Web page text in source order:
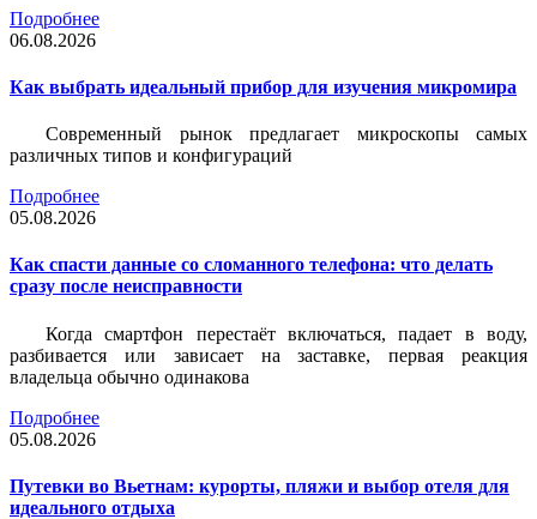
Подробнее
06.08.2026
Как выбрать идеальный прибор для изучения микромира
Современный рынок предлагает микроскопы самых
различных типов и конфигураций
Подробнее
05.08.2026
Как спасти данные со сломанного телефона: что делать
сразу после неисправности
Когда смартфон перестаёт включаться, падает в воду,
разбивается или зависает на заставке, первая реакция
владельца обычно одинакова
Подробнее
05.08.2026
Путевки во Вьетнам: курорты, пляжи и выбор отеля для
идеального отдыха